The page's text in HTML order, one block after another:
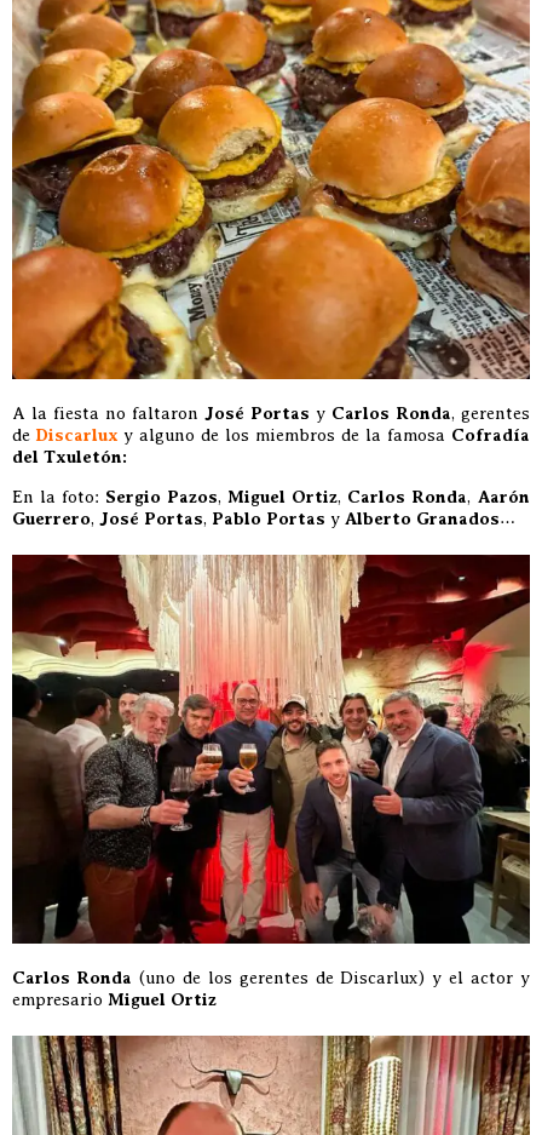
A la fiesta no faltaron José Portas y Carlos Ronda, gerentes
de Discarlux y alguno de los miembros de la famosa Cofradía
del Txuletón:
En la foto: Sergio Pazos, Miguel Ortiz, Carlos Ronda, Aarón
Guerrero, José Portas, Pablo Portas y Alberto Granados…
Carlos Ronda (uno de los gerentes de Discarlux) y el actor y
empresario Miguel Ortiz